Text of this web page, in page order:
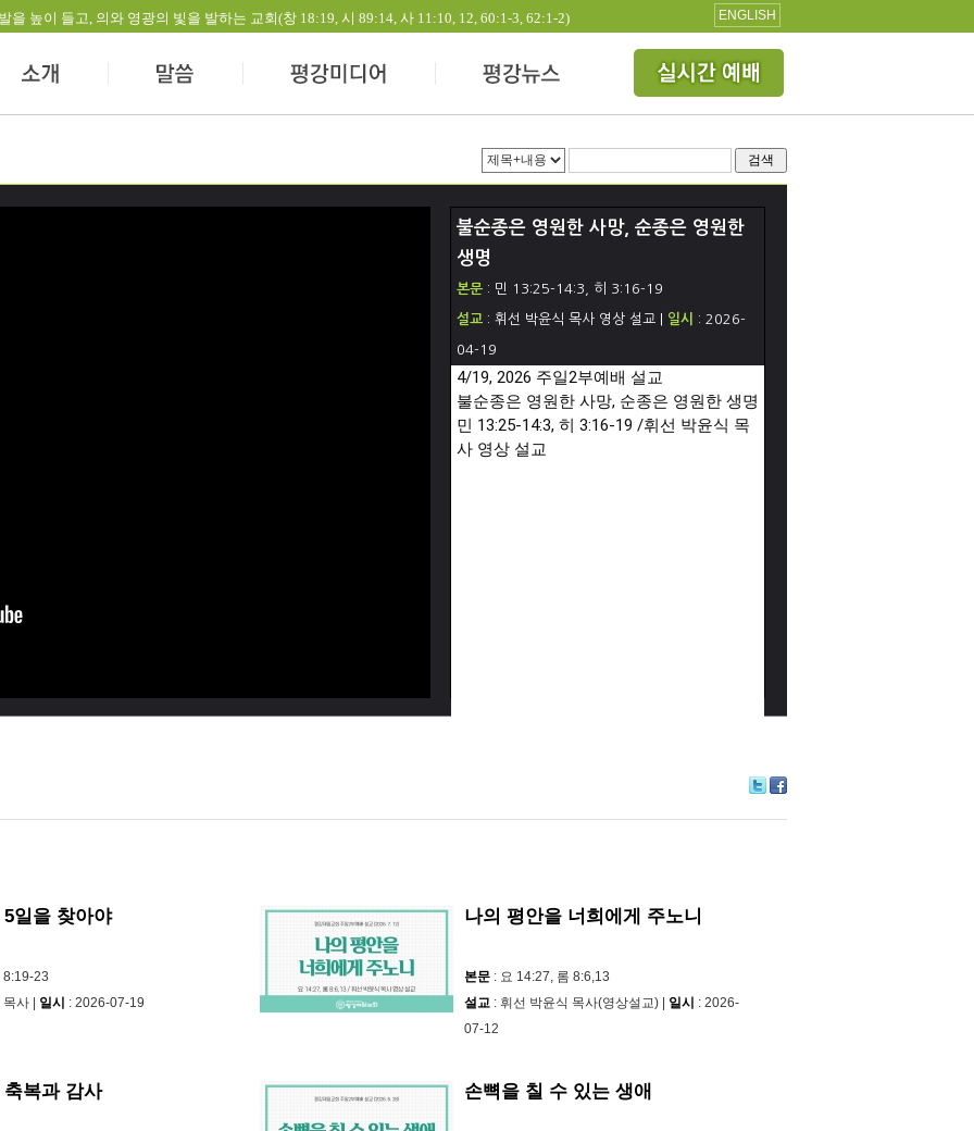
높이 들고, 의와 영광의 빛을 발하는 교회(창 18:19, 시 89:14, 사 11:10, 12, 60:1-3, 62:1-2) ENGLISH
검색
불순종은 영원한 사망, 순종은 영원한
생명
본문 : 민 13:25-14:3, 히 3:16-19
설교 : 휘선 박윤식 목사 영상 설교 | 일시 : 2026-
04-19
4/19, 2026 주일2부예배 설교
불순종은 영원한 사망, 순종은 영원한 생명
민 13:25-14:3, 히 3:16-19 /휘선 박윤식 목
사 영상 설교
itte ce
일을 찾아야
23
사 | 일시 : 2026-07-19
나의 평안을 너희에게 주노니
본문 : 요 14:27, 롬 8:6,13
설교 : 휘선 박윤식 목사(영상설교) | 일시 : 2026-
07-12
복과 감사 손뼉을 칠 수 있는 생애